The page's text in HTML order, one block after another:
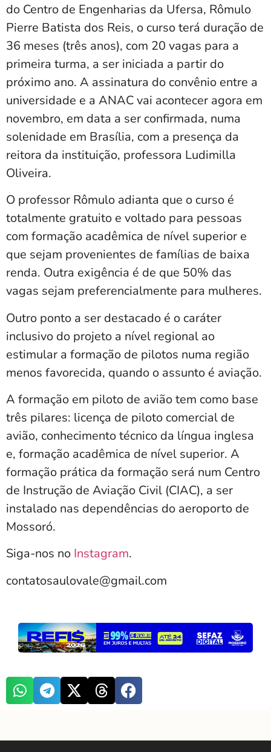
do Centro de Engenharias da Ufersa, Rômulo
Pierre Batista dos Reis, o curso terá duração de
36 meses (três anos), com 20 vagas para a
primeira turma, a ser iniciada a partir do
próximo ano. A assinatura do convênio entre a
universidade e a ANAC vai acontecer agora em
novembro, em data a ser confirmada, numa
solenidade em Brasília, com a presença da
reitora da instituição, professora Ludimilla
Oliveira.
O professor Rômulo adianta que o curso é
totalmente gratuito e voltado para pessoas
com formação acadêmica de nível superior e
que sejam provenientes de famílias de baixa
renda. Outra exigência é de que 50% das
vagas sejam preferencialmente para mulheres.
Outro ponto a ser destacado é o caráter
inclusivo do projeto a nível regional ao
estimular a formação de pilotos numa região
menos favorecida, quando o assunto é aviação.
A formação em piloto de avião tem como base
três pilares: licença de piloto comercial de
avião, conhecimento técnico da língua inglesa
e, formação acadêmica de nível superior. A
formação prática da formação será num Centro
de Instrução de Aviação Civil (CIAC), a ser
instalado nas dependências do aeroporto de
Mossoró.
Siga-nos no Instagram.
contatosaulovale@gmail.com